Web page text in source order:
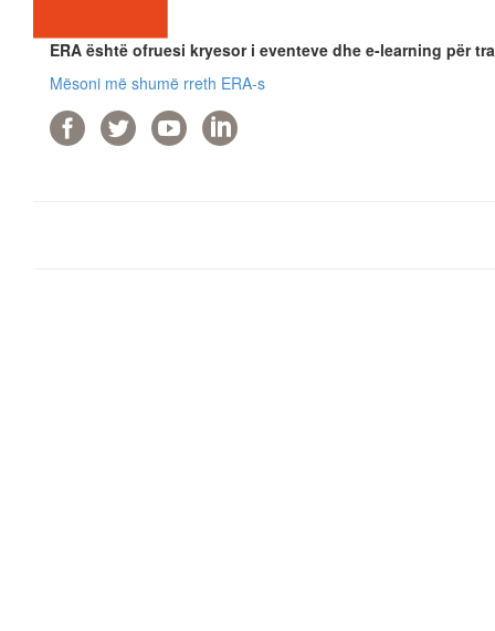
ERA është ofruesi kryesor i eventeve dhe e-learning për
Mësoni më shumë rreth ERA-s